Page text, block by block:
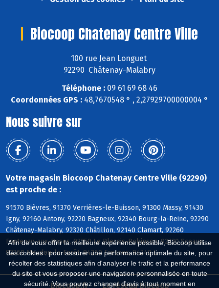
Afin de vous offrir la meilleure expérience possible, Biocoop utilise
des cookies : pour assurer une performance optimale du site, pour
récolter des statistiques afin d'analyser le trafic et la performance
du site et vous proposer une navigation personnalisée en toute
sécurité. Vous pouvez changer d'avis à tout moment en
Biocoop Chatenay Centre Ville
100 rue Jean Longuet
92290 Châtenay-Malabry
Téléphone : 09 61 69 68 46
Coordonnées GPS : 48,7670548 ° , 2,27929700000004 °
Nous suivre sur
Votre magasin Biocoop Chatenay Centre Ville (92290)
est proche de :
91570 Bièvres, 91370 Verrières-le-Buisson, 91300 Massy, 91430
Igny, 92160 Antony, 92220 Bagneux, 92340 Bourg-la-Reine, 92290
Châtenay-Malabry, 92320 Châtillon, 92140 Clamart, 92260
Fontenay-aux-Roses, 92350 Le Plessis-Robinson, 92330 Sceaux,
92360 Meudon-la-Forêt, 94260 Fresnes, 94240 L
Biocoop.fr Le réseau Biocoop